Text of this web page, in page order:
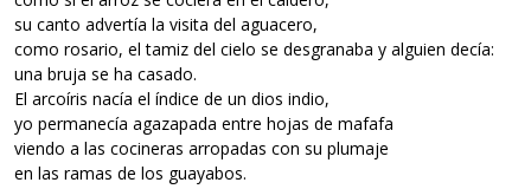
su canto advertía la visita del aguacero,
como rosario, el tamiz del cielo se desgranaba y alguien decía:
una bruja se ha casado.
El arcoíris nacía el índice de un dios indio,
yo permanecía agazapada entre hojas de mafafa
viendo a las cocineras arropadas con su plumaje
en las ramas de los guayabos.